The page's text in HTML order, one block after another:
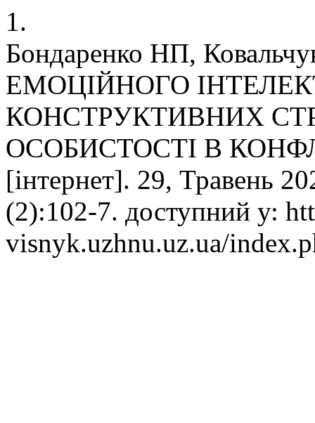
1.
Бондаренко НП,
ЕМОЦІЙНОГО
КОНСТРУКТИВНИХ
ОСОБИСТОСТІ В
[інтернет]. 29, Травень
(2):102-7. доступний у:
visnyk.uzhnu.uz.ua/